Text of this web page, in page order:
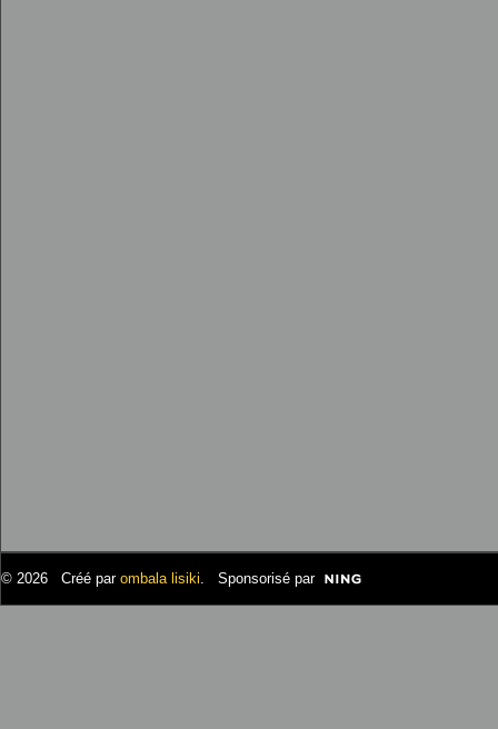
© 2026 Créé par ombala lisiki. Sponsorisé par